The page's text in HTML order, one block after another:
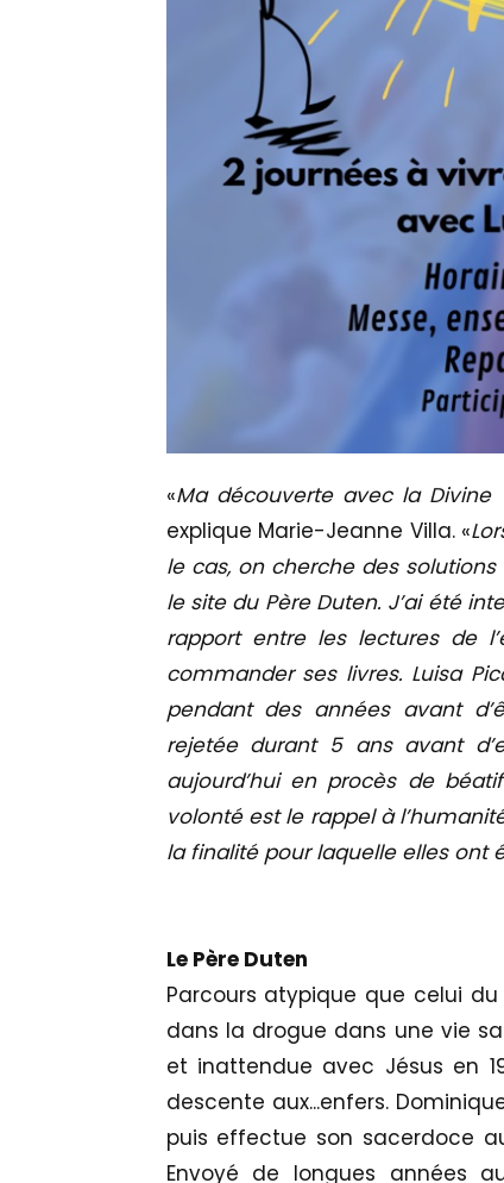
«Ma découverte avec la Divine
explique Marie-Jeanne Villa. «
le cas, on cherche des
le site du Père Duten. J’ai été
rapport entre les lectures de
commander ses livres. Luisa
pendant des années avant
rejetée durant 5 ans avant
aujourd’hui en procès de
volonté est le rappel à
la finalité pour laquelle elles ont
Le Père Duten
Parcours atypique que celui du
dans la drogue dans une vie
et inattendue avec Jésus en
descente aux...enfers.
puis effectue son sacerdoce
Envoyé de longues années